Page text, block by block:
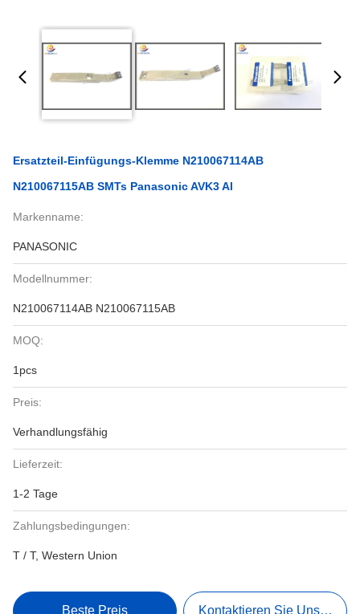
Ersatzteil-Einfügungs-Klemme N210067114AB
N210067115AB SMTs Panasonic AVK3 AI
Markenname:
PANASONIC
Modellnummer:
N210067114AB N210067115AB
MOQ:
1pcs
Preis:
Verhandlungsfähig
Lieferzeit:
1-2 Tage
Zahlungsbedingungen:
T / T, Western Union
Beste Preis Kontaktieren Sie Uns Jetzt